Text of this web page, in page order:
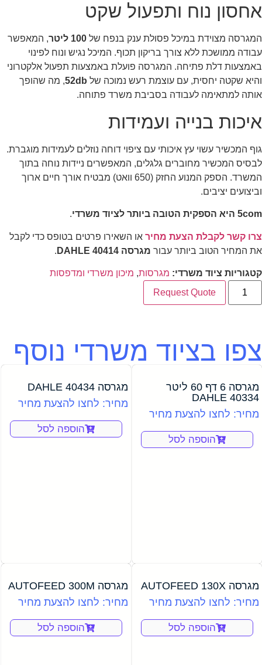
אחסון נוח ותפעול שקט
המגרסה מצוידת במיכל פסולת ענק בנפח של 100 ליטר
, המאפשר
עבודה ממושכת ללא צורך בריקון תכוף. המיכל נגיש ונוח לפינוי
באמצעות דלת פתיחה. המגרסה פועלת באמצעות תפעול אלקטרוני
והיא שקטה יחסית, עם עוצמת רעש נמוכה של 52db, מה שהופך
אותה למתאימה לעבודה בסביבת משרד פתוחה.
איכות בנייה ועמידות
גוף המכשיר עשוי עץ איכותי עם ציפוי דוחה נוזלים לעמידות מוגברת.
לבסיס המכשיר מחוברים גלגלים, המאפשרים ניידות נוחה בתוך
המשרד. הספק המנוע החזק (650 וואט) מבטיח אורך חיים ארוך
וביצועים יציבים.
5com היא הספקית הטובה ביותר לציוד משרדי .
צרו קשר לקבלת הצעת מחיר או השאירו פרטים בטופס כדי לקבל
את המחיר הטוב ביותר עבור מגרסה DAHLE 40414 .
קטגוריות ציוד משרדי: מגרסות, מיכון משרדי ומדפסות
Request Quote
צפו בציוד משרדי נוסף
מגרסה 6 דף 60 ליטר
40334 DAHLE
מחיר: לחצו להצעת מחיר
הוספה לסל
מגרסה 40434 DAHLE
מחיר: לחצו להצעת מחיר
הוספה לסל
מגרסה AUTOFEED 130X
מחיר: לחצו להצעת מחיר
הוספה לסל
מגרסה AUTOFEED 300M
מחיר: לחצו להצעת מחיר
הוספה לסל